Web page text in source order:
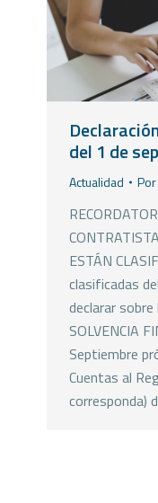
del 1 de
Actualidad Por
ESTÁN
clasificadas
declarar
SOLVENCIA
Septiembre
Cuentas al
corresponda)